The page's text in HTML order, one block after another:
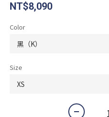
NT$8,090
Color
Size